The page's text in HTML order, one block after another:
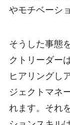
やモチベーシ
そうした事態
クトリーダー
ヒアリングし
ジェクトマネ
れます。それ